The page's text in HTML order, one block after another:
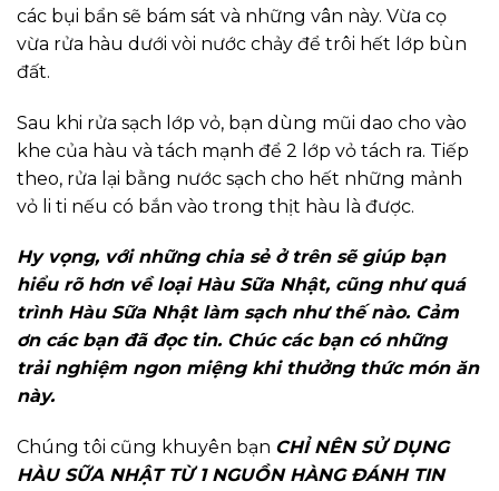
các bụi bẩn sẽ bám sát và những vân này. Vừa cọ
vừa rửa hàu dưới vòi nước chảy để trôi hết lớp bùn
đất.
Sau khi rửa sạch lớp vỏ, bạn dùng mũi dao cho vào
khe của hàu và tách mạnh để 2 lớp vỏ tách ra. Tiếp
theo, rửa lại bằng nước sạch cho hết những mảnh
vỏ li ti nếu có bắn vào trong thịt hàu là được.
Hy vọng, với những chia sẻ ở trên sẽ giúp bạn
hiểu rõ hơn về loại Hàu Sữa Nhật, cũng như quá
trình Hàu Sữa Nhật làm sạch như thế nào. Cảm
ơn các bạn đã đọc tin. Chúc các bạn có những
trải nghiệm ngon miệng khi thưởng thức món ăn
này.
Chúng tôi cũng khuyên bạn CHỈ NÊN SỬ DỤNG
HÀU SỮA NHẬT TỪ 1 NGUỒN HÀNG ĐÁNH TIN